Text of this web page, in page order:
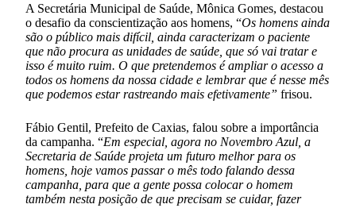
A Secretária Municipal de Saúde, Mônica Gomes, destacou
o desafio da conscientização aos homens, “Os homens ainda
são o público mais difícil, ainda caracterizam o paciente
que não procura as unidades de saúde, que só vai tratar e
isso é muito ruim. O que pretendemos é ampliar o acesso a
todos os homens da nossa cidade e lembrar que é nesse mês
que podemos estar rastreando mais efetivamente” frisou.
Fábio Gentil, Prefeito de Caxias, falou sobre a importância
da campanha. “Em especial, agora no Novembro Azul, a
Secretaria de Saúde projeta um futuro melhor para os
homens, hoje vamos passar o mês todo falando dessa
campanha, para que a gente possa colocar o homem
também nesta posição de que precisam se cuidar, fazer